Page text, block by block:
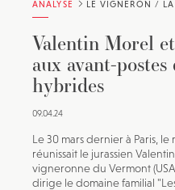
ANALYSE LE VIGNERON /
Valentin Morel
aux avant-postes
hybrides
09.04.24
Le 30 mars dernier à Paris,
réunissait le jurassien
vigneronne du Vermont
dirige le domaine familial